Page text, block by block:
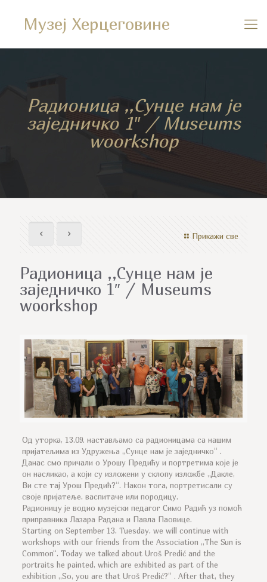
Музеј Херцеговине
Радионица ,,Сунце нам је
заједничко 1″ / Museums
woorkshop
Прикажи све
Радионица ,,Сунце нам је
заједничко 1″ / Museums
woorkshop
Од уторка, 13.09. настављамо са радионицама са нашим
пријатељима из Удружења ,,Сунце нам је заједничко“ .
Данас смо причали о Урошу Предићу и портретима које је
он насликао, а који су изложени у склопу изложбе ,,Дакле,
Ви сте тај Урош Предић?“. Након тога, портретисали су
своје пријатеље, васпитаче или породицу.
Радионицу је водио музејски педагог Симо Радић уз помоћ
приправника Лазара Радана и Павла Паовице.
Starting on September 13, Tuesday, we will continue with
workshops with our friends from the Association „The Sun is
Common“. Today we talked about Uroš Predić and the
portraits he painted, which are exhibited as part of the
exhibition „So, you are that Uroš Predić?“ . After that, they